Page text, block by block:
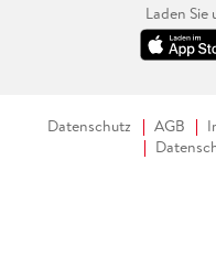
Laden Sie
Datenschutz AGB